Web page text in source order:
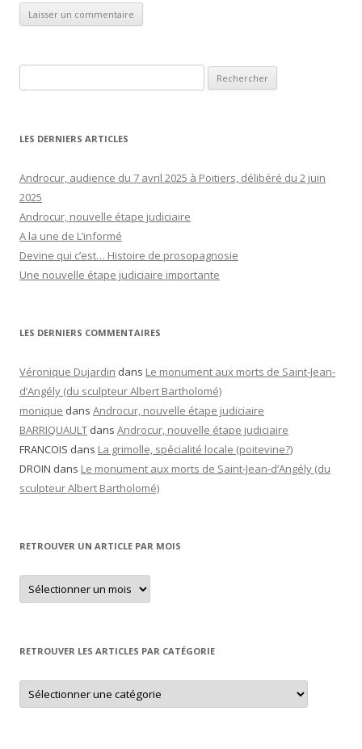
LES DERNIERS ARTICLES
Androcur, audience du 7 avril 2025 à Poitiers, délibéré du 2 juin
2025
Androcur, nouvelle étape judiciaire
A la une de L’informé
Devine qui c’est… Histoire de prosopagnosie
Une nouvelle étape judiciaire importante
LES DERNIERS COMMENTAIRES
Véronique Dujardin dans Le monument aux morts de Saint-Jean-
d’Angély (du sculpteur Albert Bartholomé)
monique dans Androcur, nouvelle étape judiciaire
BARRIQUAULT dans Androcur, nouvelle étape judiciaire
FRANCOIS dans La grimolle, spécialité locale (poitevine?)
DROIN dans Le monument aux morts de Saint-Jean-d’Angély (du
sculpteur Albert Bartholomé)
RETROUVER UN ARTICLE PAR MOIS
Retrouver
un
article
RETROUVER LES ARTICLES PAR CATÉGORIE
Retrouver
les
articles